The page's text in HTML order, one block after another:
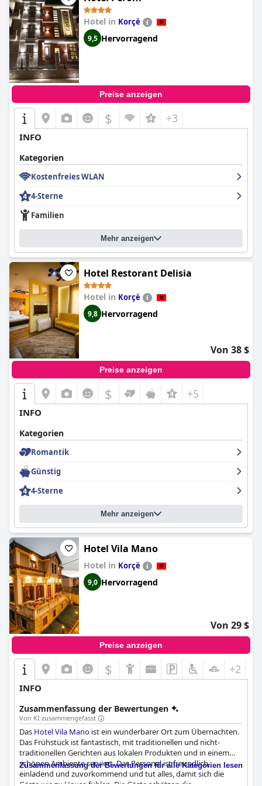
Sauberkeit, dem freundlichen Personal und den äußerst
bequemen Betten ein außergewöhnliches Erlebnis bietet, was es
zu einer Top-Wahl für Besucher von Korça macht.
Hotel in Korçë
9,5 Hervorragend
Preise anzeigen
$ +3
INFO
Kategorien
Kostenfreies WLAN
4-Sterne
Familien
Mehr anzeigen
Hotel Restorant Delisia
Hotel in Korçë
9,8 Hervorragend
Von 38 $
Preise anzeigen
$ +5
INFO
Kategorien
Romantik
Günstig
4-Sterne
Mehr anzeigen
Hotel Vila Mano
Hotel in Korçë
9,0 Hervorragend
Von 29 $
Preise anzeigen
$ +2
INFO
Zusammenfassung der Bewertungen
Von KI zusammengefasst
Das Hotel Vila Mano ist ein wunderbarer Ort zum Übernachten.
Das Frühstück ist fantastisch, mit traditionellen und nicht-
traditionellen Gerichten aus lokalen Produkten und in einem
schönen Ambiente serviert. Das Personal ist freundlich,
einladend und zuvorkommend und tut alles, damit sich die
Zusammenfassung der Bewertungen für alle Kategorien lesen